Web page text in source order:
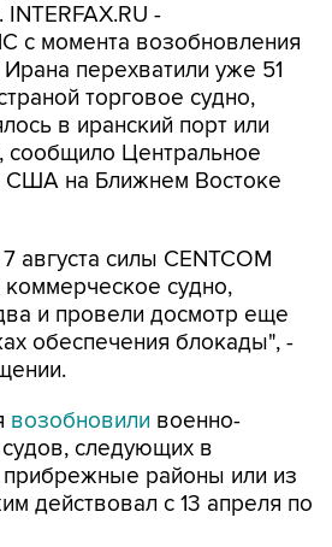
-
с момента возобновления
перехватили уже 51
торговое судно,
в иранский порт или
сообщило Центральное
США на Ближнем Востоке
августа силы CENTCOM
коммерческое судно,
и провели досмотр еще
обеспечения блокады", -
возобновили военно-
следующих в
прибрежные районы или из
действовал с 13 апреля по